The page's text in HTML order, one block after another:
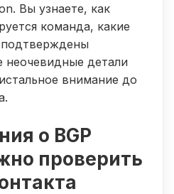
Вы узнаете, как
команда, какие
подтверждены
неочевидные детали
внимание до
о BGP
проверить